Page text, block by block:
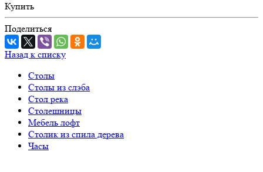
Купить
Поделиться
Назад к списку
Столы
Столы из слэба
Стол река
Столешницы
Мебель лофт
Столик из спила дерева
Часы